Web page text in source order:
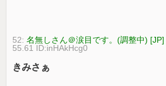
52:名無しさん＠涙目です。(調整中) [JP]
55.61 ID:inHAkHcg0
きみさぁ